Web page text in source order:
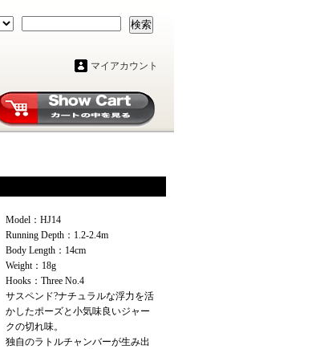
検索
マイアカウント
Model：HJ14
Running Depth：1.2-2.4m
Body Length：14cm
Weight：18g
Hooks：Three No.4
サスペンド?ナチュラルな浮力を活
かしたポーズと小気味良いジャー
クの切れ味。
独自のラトルチャンバーが生み出